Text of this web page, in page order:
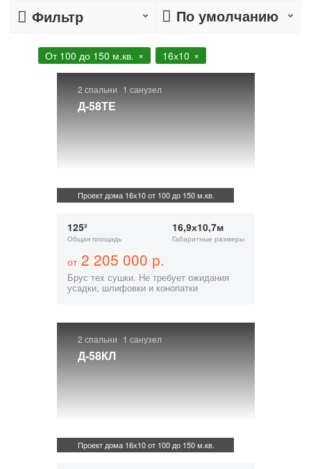
Фильтр По умолчанию
От 100 до 150 м.кв. 16х10
2 спальни 1 санузел
Д-58ТЕ
Проект дома 16х10 от 100 до 150 м.кв.
125²
Общая площадь
16,9х10,7м
Габаритные размеры
от2 205 000 р.
Брус тех сушки. Не требует ожидания
усадки, шлифовки и конопатки
2 спальни 1 санузел
Д-58КЛ
Проект дома 16х10 от 100 до 150 м.кв.